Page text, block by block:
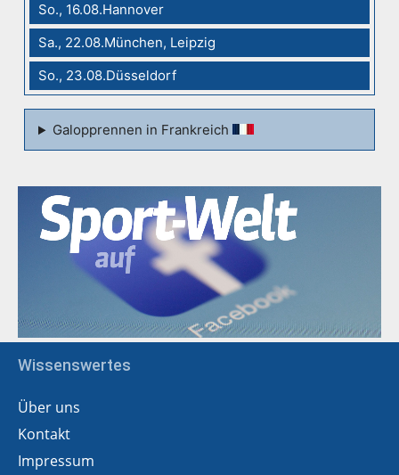
So., 16.08.Hannover
Sa., 22.08.München, Leipzig
So., 23.08.Düsseldorf
Galopprennen in Frankreich
Wissenswertes
Über uns
Kontakt
Impressum